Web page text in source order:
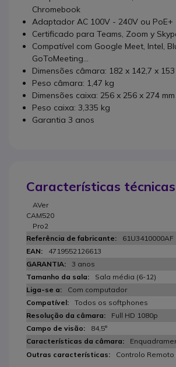
Chromebook
Adaptador AC 100V - 240V ou PoE+
Certificado para Teams, Zoom y
Compatível com Google Meet, Intel,
GoToMeeting...
Dimensões câmara: 182 x 142,7 x 153
Peso câmara: 1,47 kg
Dimensões caixa: 256 x 256 x 274 mm
Peso caixa: 3,335 kg
Garantia 3 anos
Características técnicas
AVer
CAM520
Pro2
61U3410000AF
4719552126613
3 anos
Sala média (6-12)
Com computador
Todos os softphones
Full HD 1080p
84,5°
Controlo Remoto